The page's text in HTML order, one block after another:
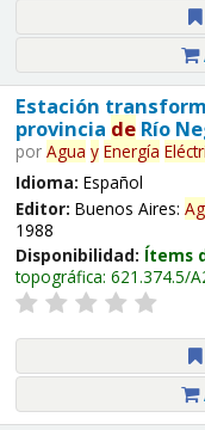
Estación
provincia deRío
por Agua y Energía
Idioma: Español
Editor: Buenos Aires:
1988
Disponibilidad: Ítems
topográfica: 621.374.5/